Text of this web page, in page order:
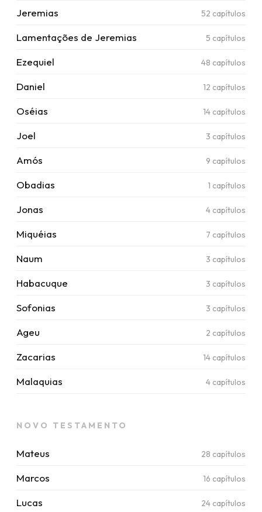
Jeremias 52 capítulos
Lamentações de Jeremias 5 capítulos
Ezequiel 48 capítulos
Daniel 12 capítulos
Oséias 14 capítulos
Joel 3 capítulos
Amós 9 capítulos
Obadias 1 capítulos
Jonas 4 capítulos
Miquéias 7 capítulos
Naum 3 capítulos
Habacuque 3 capítulos
Sofonias 3 capítulos
Ageu 2 capítulos
Zacarias 14 capítulos
Malaquias 4 capítulos
NOVO TESTAMENTO
Mateus 28 capítulos
Marcos 16 capítulos
Lucas 24 capítulos